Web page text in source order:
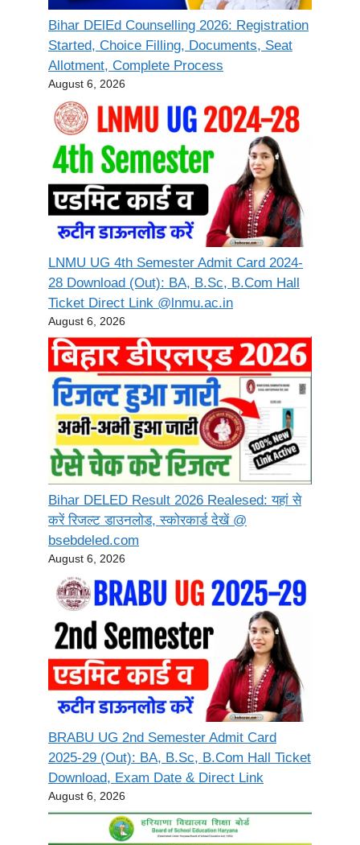
Bihar DElEd Counselling 2026: Registration
Started, Choice Filling, Documents, Seat
Allotment, Complete Process
August 6, 2026
LNMU UG 4th Semester Admit Card 2024-
28 Download (Out): BA, B.Sc, B.Com Hall
Ticket Direct Link @lnmu.ac.in
August 6, 2026
Bihar DELED Result 2026 Realesed: यहां से
करें रिजल्ट डाउनलोड, स्कोरकार्ड देखें @
bsebdeled.com
August 6, 2026
BRABU UG 2nd Semester Admit Card
2025-29 (Out): BA, B.Sc, B.Com Hall Ticket
Download, Exam Date & Direct Link
August 6, 2026